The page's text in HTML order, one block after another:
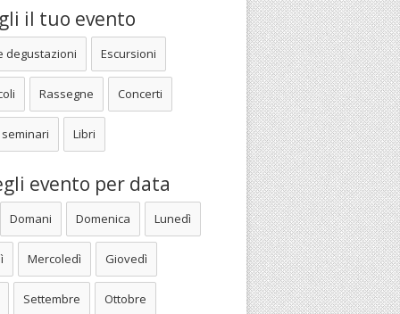
il tuo evento
degustazioni Escursioni
Rassegne Concerti
Libri
evento per data
Domani Domenica Lunedì
Mercoledì Giovedì
Settembre Ottobre